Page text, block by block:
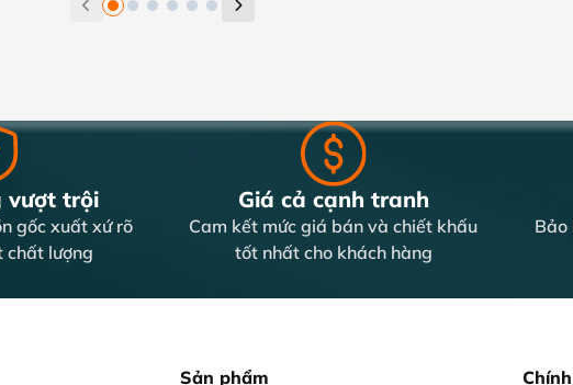
vượt trội
gốc xuất xứ rõ
chất lượng
Giá cả cạnh tranh
Cam kết mức giá bán và chiết khấu
tốt nhất cho khách hàng
Bảo
Sản phẩm